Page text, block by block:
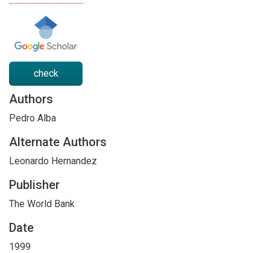
check
Authors
Pedro Alba
Alternate Authors
Leonardo Hernandez
Publisher
The World Bank
Date
1999